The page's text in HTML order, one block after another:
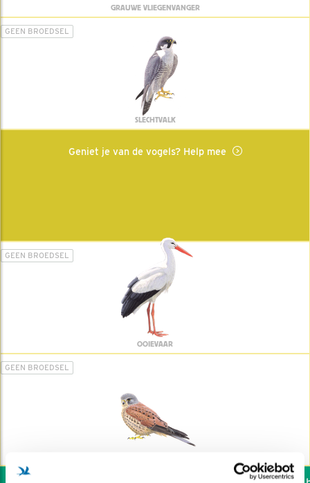
GRAUWE VLIEGENVANGER
GEEN BROEDSEL
SLECHTVALK
Geniet je van de vogels? Help mee
GEEN BROEDSEL
OOIEVAAR
GEEN BROEDSEL